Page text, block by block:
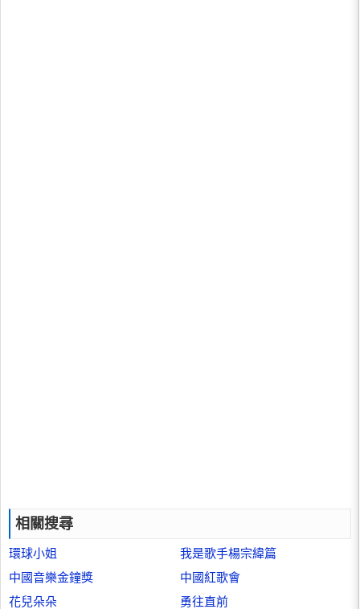
相關搜尋
環球小姐
我是歌手楊宗緯篇
中國音樂金鐘獎
中國紅歌會
花兒朵朵
勇往直前